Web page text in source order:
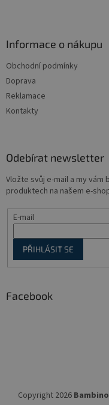
Informace o nákupu
Obchodní podmínky
Doprava
Reklamace
Kontakty
Odebírat newsletter
Vložte svůj e-mail a my
produktech na našem e-
E-mail
PŘIHLÁSIT SE
Facebook
Copyright 2026